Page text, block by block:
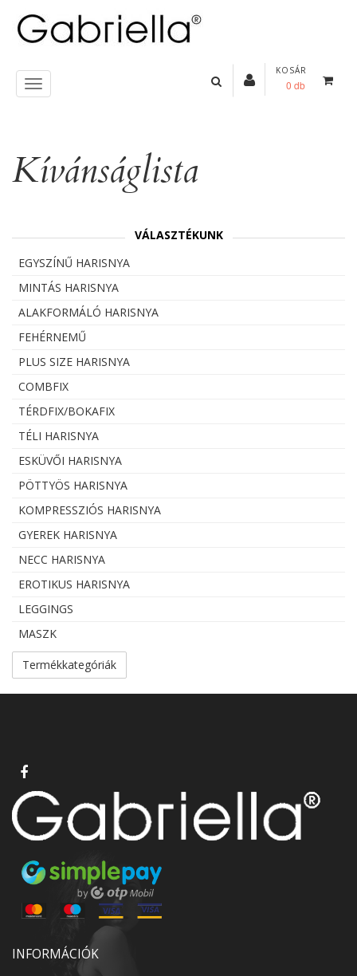
KOSÁR
0 db
Kívánságlista
VÁLASZTÉKUNK
EGYSZÍNŰ HARISNYA
MINTÁS HARISNYA
ALAKFORMÁLÓ HARISNYA
FEHÉRNEMŰ
PLUS SIZE HARISNYA
COMBFIX
TÉRDFIX/BOKAFIX
TÉLI HARISNYA
ESKÜVŐI HARISNYA
PÖTTYÖS HARISNYA
KOMPRESSZIÓS HARISNYA
GYEREK HARISNYA
NECC HARISNYA
EROTIKUS HARISNYA
LEGGINGS
MASZK
Termékkategóriák
INFORMÁCIÓK